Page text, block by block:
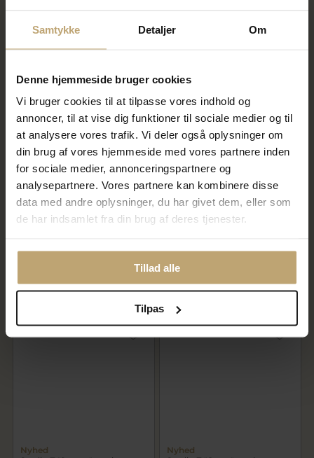
Samtykke Detaljer Om
Denne hjemmeside bruger cookies
Vi bruger cookies til at tilpasse vores indhold og
annoncer, til at vise dig funktioner til sociale medier og til
at analysere vores trafik. Vi deler også oplysninger om
din brug af vores hjemmeside med vores partnere inden
for sociale medier, annonceringspartnere og
analysepartnere. Vores partnere kan kombinere disse
data med andre oplysninger, du har givet dem, eller som
de har indsamlet fra din brug af deres tjenester.
Tillad alle
Tilpas
1.499,00 kr
På lager
695,00 kr
Nyhed
Studio Z "Muse" øreringe
På lager
Nyhed
Studio Z "Belle" øreringe
495,00 kr
På lager
Nyhed
Nyhed